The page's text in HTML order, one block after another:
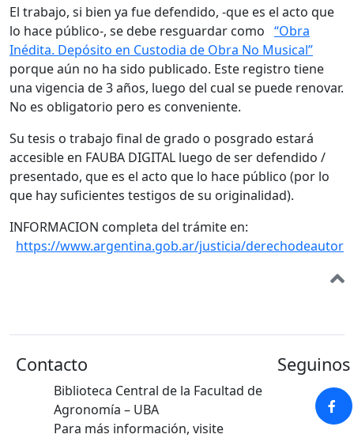
El trabajo, si bien ya fue defendido, -que es el acto que
lo hace público-, se debe resguardar como “Obra
Inédita. Depósito en Custodia de Obra No Musical”
porque aún no ha sido publicado. Este registro tiene
una vigencia de 3 años, luego del cual se puede renovar.
No es obligatorio pero es conveniente.
Su tesis o trabajo final de grado o posgrado estará
accesible en FAUBA DIGITAL luego de ser defendido /
presentado, que es el acto que lo hace público (por lo
que hay suficientes testigos de su originalidad).
INFORMACION completa del trámite en:
https://www.argentina.gob.ar/justicia/derechodeautor
Contacto
Biblioteca Central de la Facultad de
Agronomía – UBA
Para más información, visite